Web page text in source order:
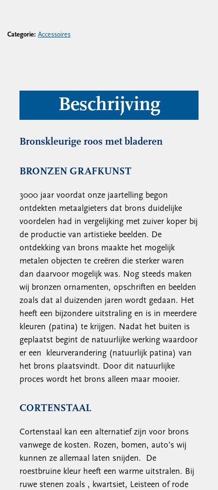
Categorie: Accessoires
Beschrijving
Bronskleurige roos met bladeren
BRONZEN GRAFKUNST
3000 jaar voordat onze jaartelling begon
ontdekten metaalgieters dat brons duidelijke
voordelen had in vergelijking met zuiver koper bij
de productie van artistieke beelden. De
ontdekking van brons maakte het mogelijk
metalen objecten te creëren die sterker waren
dan daarvoor mogelijk was. Nog steeds maken
wij bronzen ornamenten, opschriften en beelden
zoals dat al duizenden jaren wordt gedaan. Het
heeft een bijzondere uitstraling en is in meerdere
kleuren (patina) te krijgen. Nadat het buiten is
geplaatst begint de natuurlijke werking waardoor
er een kleurverandering (natuurlijk patina) van
het brons plaatsvindt. Door dit natuurlijke
proces wordt het brons alleen maar mooier.
CORTENSTAAL
Cortenstaal kan een alternatief zijn voor brons
vanwege de kosten. Rozen, bomen, auto’s wij
kunnen ze allemaal laten snijden. De
roestbruine kleur heeft een warme uitstralen. Bij
ruwe stenen zoals , kwartsiet, Leisteen of rode